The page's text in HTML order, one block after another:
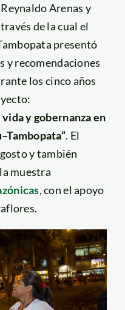
Arenas y
de la cual el
presentó
y recomendaciones
los cinco años
y gobernanza en
. El
y también
muestra
, con el apoyo